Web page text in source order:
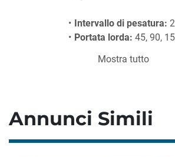
Intervallo di pesatura:
Portata lorda: 45, 90,
Intervallo temperatura
DIMENSIONI
Mostra tutto
Annunci Simili